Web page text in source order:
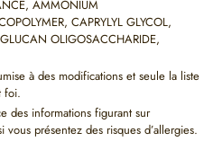
AMMONIUM
CAPRYLYL GLYCOL,
OLIGOSACCHARIDE,
à des modifications et seule la liste
foi.
des informations figurant sur
présentez des risques d’allergies.